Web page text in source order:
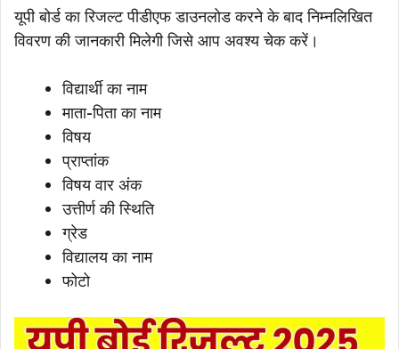
यूपी बोर्ड का रिजल्ट पीडीएफ डाउनलोड करने के बाद निम्नलिखित
विवरण की जानकारी मिलेगी जिसे आप अवश्य चेक करें।
विद्यार्थी का नाम
माता-पिता का नाम
विषय
प्राप्तांक
विषय वार अंक
उत्तीर्ण की स्थिति
ग्रेड
विद्यालय का नाम
फोटो